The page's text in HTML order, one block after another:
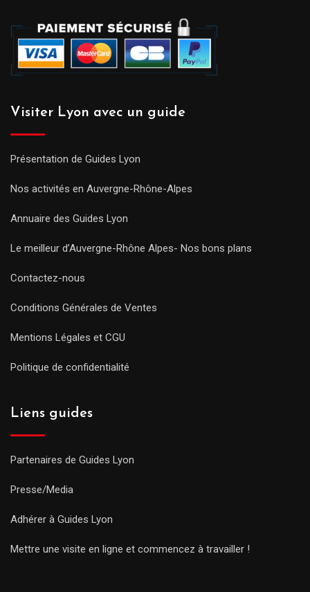
Visiter Lyon avec un guide
Présentation de Guides Lyon
Nos activités en Auvergne-Rhône-Alpes
Annuaire des Guides Lyon
Le meilleur d’Auvergne-Rhône Alpes- Nos bons plans
Contactez-nous
Conditions Générales de Ventes
Mentions Légales et CGU
Politique de confidentialité
Liens guides
Partenaires de Guides Lyon
Presse/Media
Adhérer à Guides Lyon
Mettre une visite en ligne et commencez à travailler !